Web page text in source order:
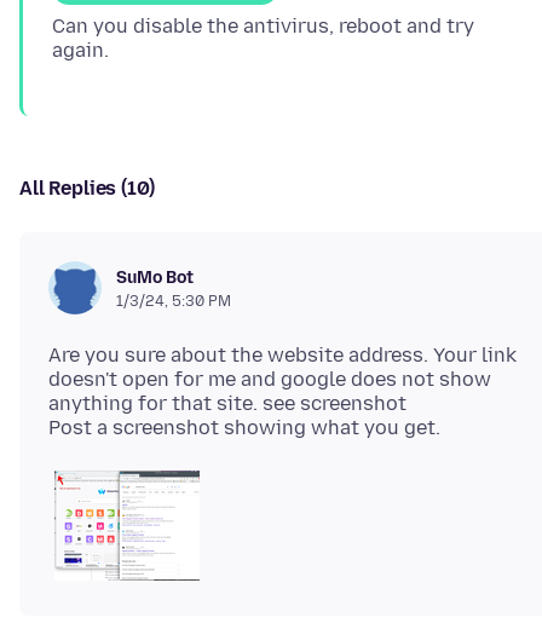
Can you disable the antivirus, reboot and try
All Replies (10)
SuMo Bot
1/3/24, 5:30 PM
Are you sure about the website address. Your link
doesn't open for me and google does not show
anything for that site. see screenshot